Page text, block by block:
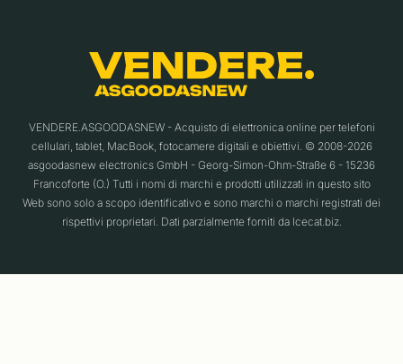
VENDERE.ASGOODASNEW - Acquisto di elettronica online per telefoni
cellulari, tablet, MacBook, fotocamere digitali e obiettivi. © 2008-2026
asgoodasnew electronics GmbH - Georg-Simon-Ohm-Straße 6 - 15236
Francoforte (O.) Tutti i nomi di marchi e prodotti utilizzati in questo sito
Web sono solo a scopo identificativo e sono marchi o marchi registrati dei
rispettivi proprietari. Dati parzialmente forniti da Icecat.biz.